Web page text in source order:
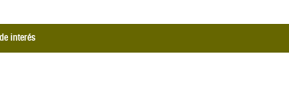
interés